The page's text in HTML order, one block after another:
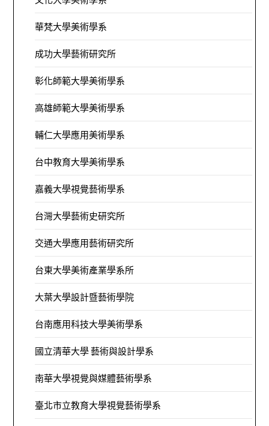
華梵大學美術學系
成功大學藝術研究所
彰化師範大學美術學系
高雄師範大學美術學系
輔仁大學應用美術學系
台中教育大學美術學系
嘉義大學視覺藝術學系
台灣大學藝術史研究所
交通大學應用藝術研究所
台東大學美術產業學系所
大葉大學設計暨藝術學院
台南應用科技大學美術學系
國立清華大學 藝術與設計學系
南華大學視覺與媒體藝術學系
臺北市立教育大學視覺藝術學系